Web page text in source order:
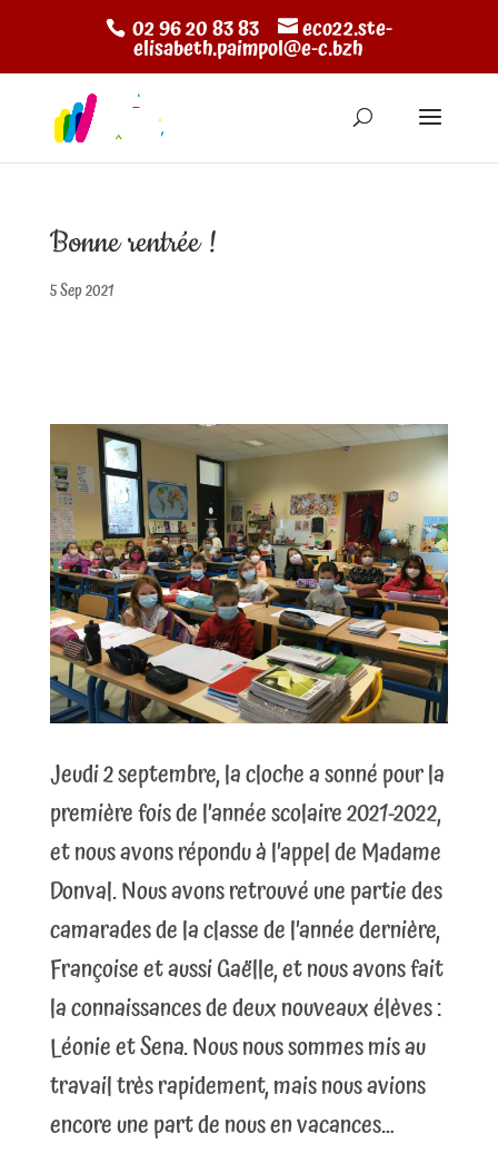
02 96 20 83 83 eco22.ste-
elisabeth.paimpol@e-c.bzh
Bonne rentrée !
5 Sep 2021
Jeudi 2 septembre, la cloche a sonné pour la
première fois de l’année scolaire 2021-2022,
et nous avons répondu à l’appel de Madame
Donval. Nous avons retrouvé une partie des
camarades de la classe de l’année dernière,
Françoise et aussi Gaëlle, et nous avons fait
la connaissances de deux nouveaux élèves :
Léonie et Sena. Nous nous sommes mis au
travail très rapidement, mais nous avions
encore une part de nous en vacances…